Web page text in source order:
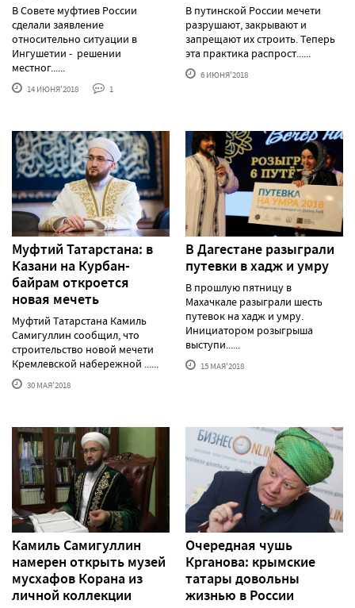
В Совете муфтиев России
сделали заявление
относительно ситуации в
Ингушетии - решении
местног......
14 ИЮНЯ'2018 1
В путинской России мечети
разрушают, закрывают и
запрещают их строить. Теперь
эта практика распрост......
6 ИЮНЯ'2018
Муфтий Татарстана: в
Казани на Курбан-
байрам откроется
новая мечеть
Муфтий Татарстана Камиль
Самигуллин сообщил, что
строительство новой мечети
Кремлевской набережной ......
30 МАЯ'2018
В Дагестане разыграли
путевки в хадж и умру
В прошлую пятницу в
Махачкале разыграли шесть
путевок на хадж и умру.
Инициатором розыгрыша
выступи......
15 МАЯ'2018
Камиль Самигуллин
намерен открыть музей
мусхафов Корана из
личной коллекции
Очередная чушь
Крганова: крымские
татары довольны
жизнью в России